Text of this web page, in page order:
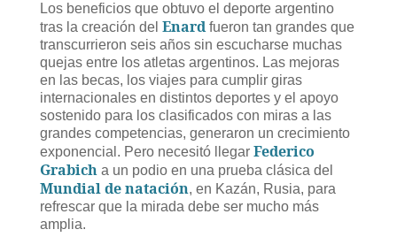
Los beneficios que obtuvo el deporte argentino
tras la creación del Enardfueron tan grandes que
transcurrieron seis años sin escucharse muchas
quejas entre los atletas argentinos. Las mejoras
en las becas, los viajes para cumplir giras
internacionales en distintos deportes y el apoyo
sostenido para los clasificados con miras a las
grandes competencias, generaron un crecimiento
exponencial. Pero necesitó llegar Federico
Grabich a un podio en una prueba clásica del
Mundial de natación, en Kazán, Rusia, para
refrescar que la mirada debe ser mucho más
amplia.